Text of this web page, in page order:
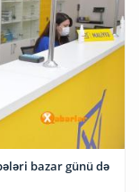
bazar günü də